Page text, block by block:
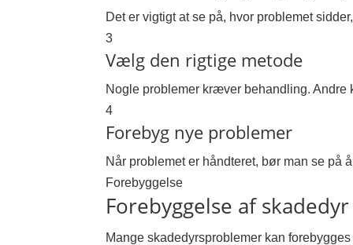
Det er vigtigt at se på, hvor problemet
3
Vælg den rigtige metode
Nogle problemer kræver behandling.
4
Forebyg nye problemer
Når problemet er håndteret, bør man se på
Forebyggelse
Forebyggelse af skadedyr
Mange skadedyrsproblemer kan